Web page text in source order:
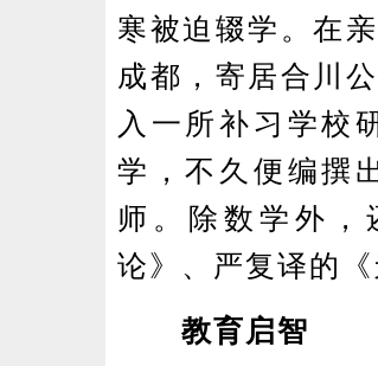
寒被迫辍学。在
成都，寄居合川
入一所补习学校
学，不久便编撰
师。除数学外，
论》、严复译的
教育启智